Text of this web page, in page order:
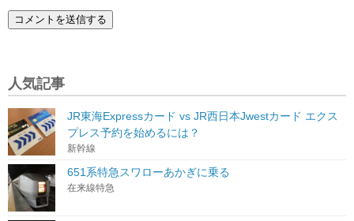
人気記事
JR東海Expressカード vs JR西日本Jwestカード エクス
プレス予約を始めるには？
新幹線
651系特急スワローあかぎに乗る
在来線特急